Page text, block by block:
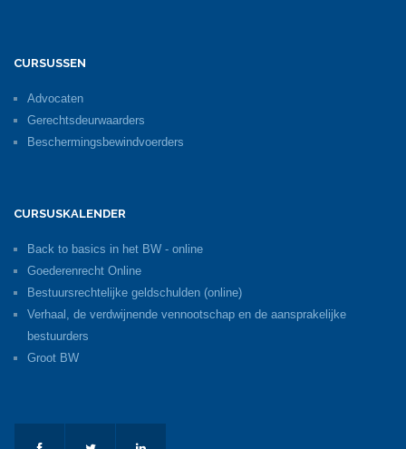
CURSUSSEN
Advocaten
Gerechtsdeurwaarders
Beschermingsbewindvoerders
CURSUSKALENDER
Back to basics in het BW - online
Goederenrecht Online
Bestuursrechtelijke geldschulden (online)
Verhaal, de verdwijnende vennootschap en de aansprakelijke
bestuurders
Groot BW